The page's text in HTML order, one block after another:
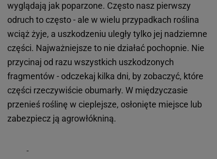
wyglądają jak poparzone. Często nasz pierwszy
odruch to często - ale w wielu przypadkach roślina
wciąż żyje, a uszkodzeniu uległy tylko jej nadziemne
części. Najważniejsze to nie działać pochopnie. Nie
przycinaj od razu wszystkich uszkodzonych
fragmentów - odczekaj kilka dni, by zobaczyć, które
części rzeczywiście obumarły. W międzyczasie
przenieś roślinę w cieplejsze, osłonięte miejsce lub
zabezpiecz ją agrowłókniną.